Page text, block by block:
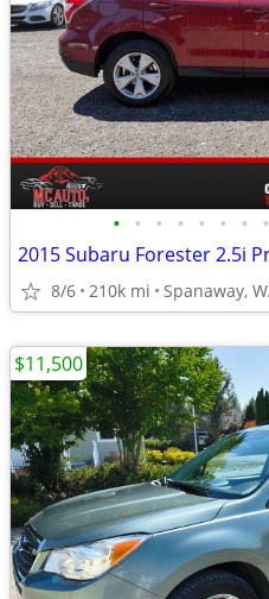
• • • • • • • •
2015 Subaru Forester 2.5i
8/6 210k mi Spanaway,
$11,500